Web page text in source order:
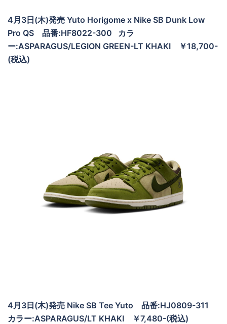
4月3日(木)発売 Yuto Horigome x Nike SB Dunk Low
Pro QS 品番:HF8022-300 カラ
ー:ASPARAGUS/LEGION GREEN-LT KHAKI ￥18,700-
(税込)
4月3日(木)発売 Nike SB Tee Yuto 品番:HJ0809-311
カラー:ASPARAGUS/LT KHAKI ￥7,480-(税込)